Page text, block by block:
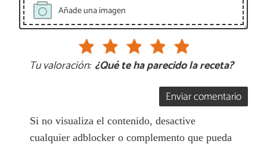
Añade una imagen
Tu valoración: ¿Qué te ha parecido la receta?
Enviar comentario
Si no visualiza el contenido, desactive
cualquier adblocker o complemento que pueda